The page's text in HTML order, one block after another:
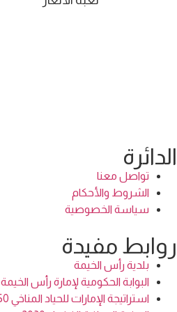
الدائرة
تواصل معنا
الشروط والأحكام
سياسة الخصوصية
روابط مفيدة
بلدية رأس الخيمة
البوابة الحكومية لإمارة رأس الخيمة
استراتيجة الإمارات للحياد المناخي 2050